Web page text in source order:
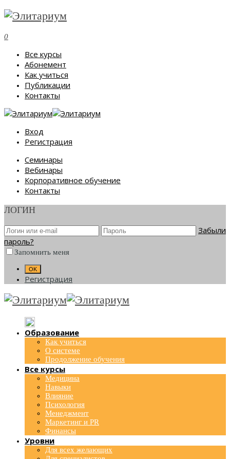
0
Все курсы
Абонемент
Как учиться
Публикации
Контакты
Вход
Регистрация
Семинары
Вебинары
Корпоративное обучение
Контакты
ЛОГИН
Забыли
пароль?
Запомнить меня
Регистрация
Образование
Как учиться
О системе
Продолжение обучения
Все курсы
Медицина
Навыки
Влияние
Психология
Менеджмент
Маркетинг и PR
Финансы
Уровни
Для всех желающих